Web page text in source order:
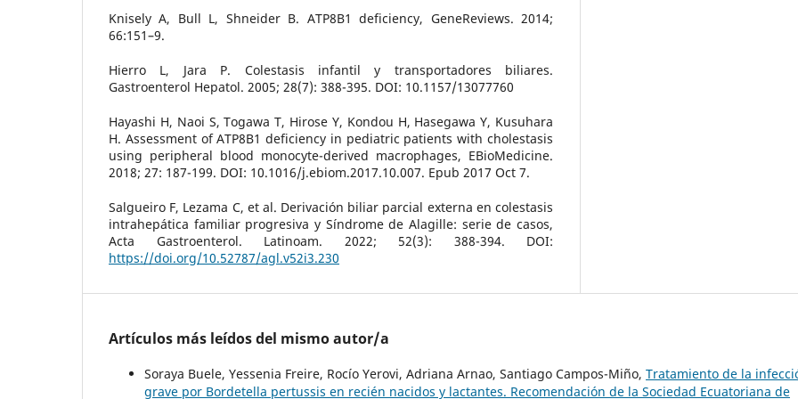
Knisely A, Bull L, Shneider B. ATP8B1 deficiency, GeneReviews. 2014;
66:151–9.
Hierro L, Jara P. Colestasis infantil y transportadores biliares.
Gastroenterol Hepatol. 2005; 28(7): 388-395. DOI: 10.1157/13077760
Hayashi H, Naoi S, Togawa T, Hirose Y, Kondou H, Hasegawa Y, Kusuhara
H. Assessment of ATP8B1 deficiency in pediatric patients with cholestasis
using peripheral blood monocyte-derived macrophages, EBioMedicine.
2018; 27: 187-199. DOI: 10.1016/j.ebiom.2017.10.007. Epub 2017 Oct 7.
Salgueiro F, Lezama C, et al. Derivación biliar parcial externa en colestasis
intrahepática familiar progresiva y Síndrome de Alagille: serie de casos,
Acta Gastroenterol. Latinoam. 2022; 52(3): 388-394. DOI:
https://doi.org/10.52787/agl.v52i3.230
Artículos más leídos del mismo autor/a
Soraya Buele, Yessenia Freire, Rocío Yerovi, Adriana Arnao, Santiago Campos-Miño, Tratamiento de la
grave por Bordetella pertussis en recién nacidos y lactantes. Recomendación de la Sociedad Ecuatoriana de